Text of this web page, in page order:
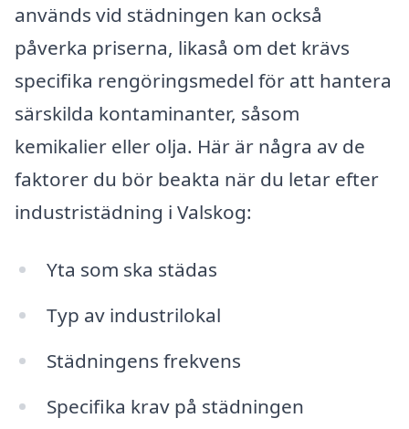
används vid städningen kan också
påverka priserna, likaså om det krävs
specifika rengöringsmedel för att hantera
särskilda kontaminanter, såsom
kemikalier eller olja. Här är några av de
faktorer du bör beakta när du letar efter
industristädning i Valskog:
Yta som ska städas
Typ av industrilokal
Städningens frekvens
Specifika krav på städningen